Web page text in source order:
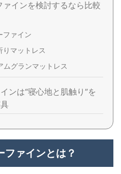
インを検討するなら比較
ファイン
りマットレス
ムグランマットレス
ンは“寝心地と肌触り”を
ファインとは？